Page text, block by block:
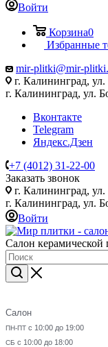
Войти
Корзина0
Избранные
mir-plitki@mir-
г. Калининград,
г. Калининград, ул.
Вконтакте
Telegram
Яндекс.Дзен
+7 (4012) 31-22-00
Заказать звонок
г. Калининград,
г. Калининград, ул.
Войти
Салон керамической
Салон
ПН-ПТ с 10:00 до 19:00
СБ с 10:00 до 18:00